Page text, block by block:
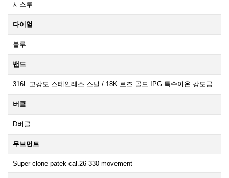
시스루
다이얼
블루
밴드
316L 고강도 스테인레스 스틸 / 18K 로즈 골드 IPG 특수이온 강도금
버클
D버클
무브먼트
Super clone patek cal.26-330 movement